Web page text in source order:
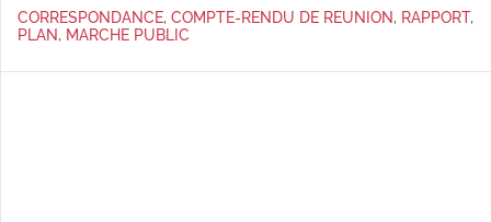
CORRESPONDANCE, COMPTE-RENDU DE REUNION, RAPPORT,
PLAN, MARCHE PUBLIC